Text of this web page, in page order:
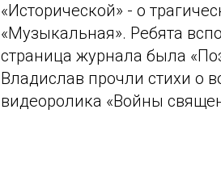
«Исторической» - о
«Музыкальная». Ребята
страница журнала была
Владислав прочли стихи о
видеоролика «Войны